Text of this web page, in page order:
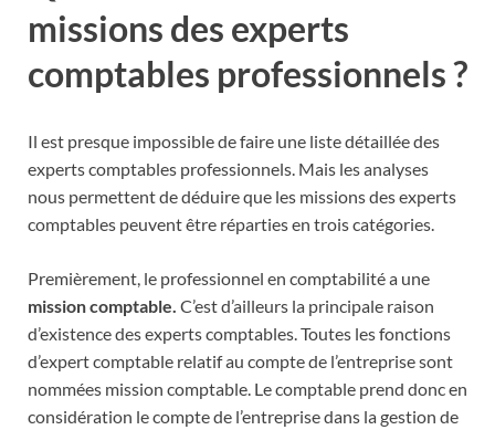
missions des experts
comptables professionnels ?
Il est presque impossible de faire une liste détaillée des
experts comptables professionnels. Mais les analyses
nous permettent de déduire que les missions des experts
comptables peuvent être réparties en trois catégories.
Premièrement, le professionnel en comptabilité a une
mission comptable. C’est d’ailleurs la principale raison
d’existence des experts comptables. Toutes les fonctions
d’expert comptable relatif au compte de l’entreprise sont
nommées mission comptable. Le comptable prend donc en
considération le compte de l’entreprise dans la gestion de